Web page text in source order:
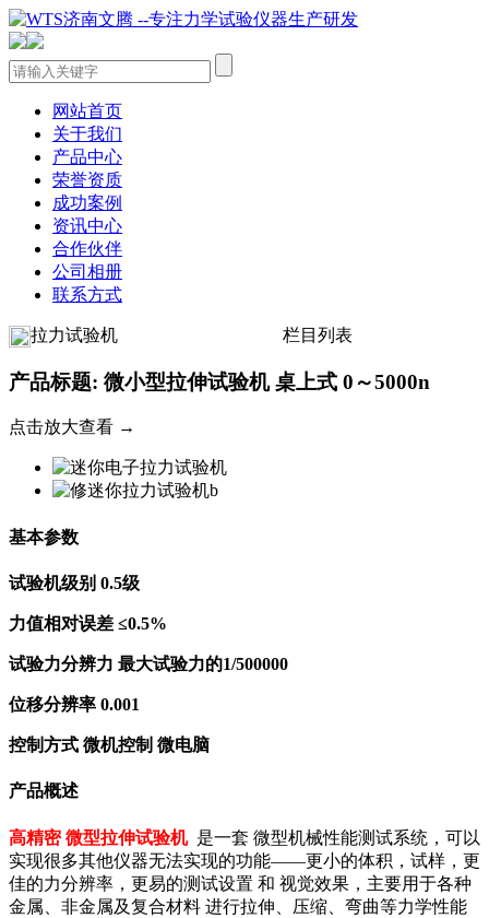
网站首页
关于我们
产品中心
荣誉资质
成功案例
资讯中心
合作伙伴
公司相册
联系方式
拉力试验机 栏目列表
产品标题: 微小型拉伸试验机 桌上式 0～5000n
点击放大查看 →
基本参数
试验机级别 0.5级
力值相对误差 ≤0.5%
试验力分辨力 最大试验力的1/500000
位移分辨率 0.001
控制方式 微机控制 微电脑
产品概述
高精密 微型拉伸试验机 是一套 微型机械性能测试系统，可以
实现很多其他仪器无法实现的功能——更小的体积，试样，更
佳的力分辨率，更易的测试设置 和 视觉效果，主要用于各种
金属、非金属及复合材料 进行拉伸、压缩、弯曲等力学性能